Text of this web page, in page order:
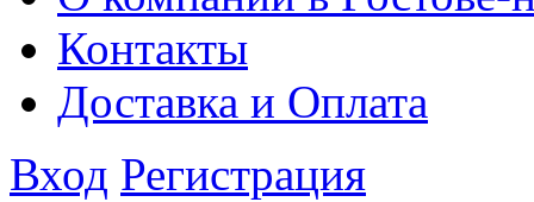
Контакты
Доставка и Оплата
Вход Регистрация